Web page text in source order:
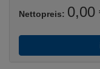
Nettopreis: 0,00